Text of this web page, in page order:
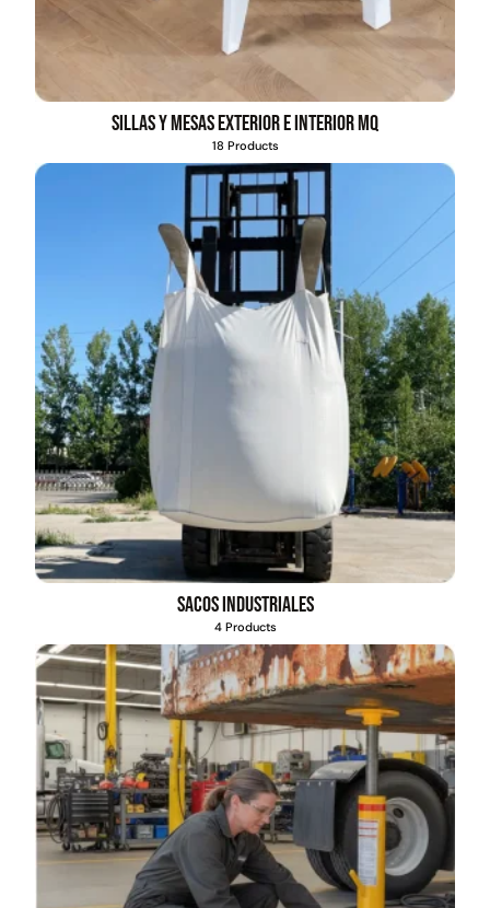
Sillas y mesas exterior e interior MQ
18 Products
Sacos industriales
4 Products